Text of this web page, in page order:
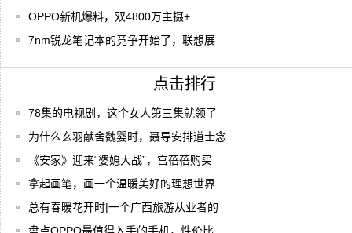
OPPO新机爆料，双4800万主摄+
7nm锐龙笔记本的竞争开始了，联想展
点击排行
78集的电视剧，这个女人第三集就领了
为什么玄羽献舍魏婴时，聂导安排道士念
《安家》迎来“婆媳大战”，宫蓓蓓购买
拿起画笔，画一个温暖美好的理想世界
总有春暖花开时|一个广西旅游从业者的